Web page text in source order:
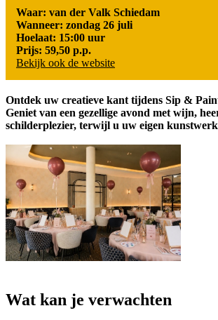
Waar: van der Valk Schiedam
Wanneer: zondag 26 juli
Hoelaat: 15:00 uur
Prijs: 59,50 p.p.
Bekijk ook de website
Ontdek uw creatieve kant tijdens Sip &
Geniet van een gezellige avond met wijn,
schilderplezier, terwijl u uw eigen
Wat kan je verwachten